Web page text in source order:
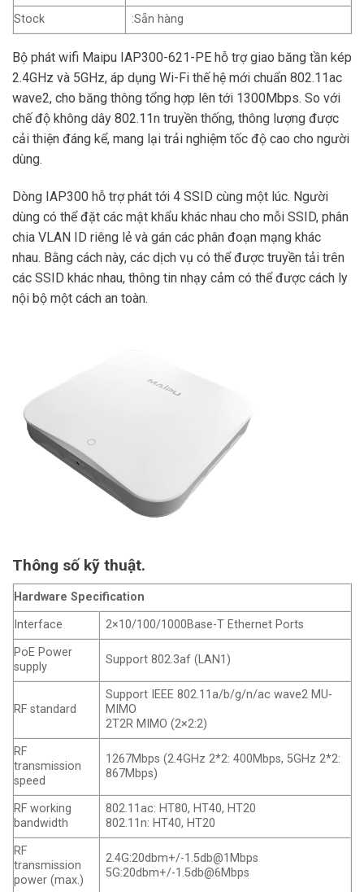
Stock
:Sẵn hàng
Bộ phát wifi Maipu IAP300-621-PE hỗ trợ giao băng tần kép
2.4GHz và 5GHz, áp dụng Wi-Fi thế hệ mới chuẩn 802.11ac
wave2, cho băng thông tổng hợp lên tới 1300Mbps. So với
chế độ không dây 802.11n truyền thống, thông lượng được
cải thiện đáng kể, mang lại trải nghiệm tốc độ cao cho người
dùng.
Dòng IAP300 hỗ trợ phát tới 4 SSID cùng một lúc. Người
dùng có thể đặt các mật khẩu khác nhau cho mỗi SSID, phân
chia VLAN ID riêng lẻ và gán các phân đoạn mạng khác
nhau. Bằng cách này, các dịch vụ có thể được truyền tải trên
các SSID khác nhau, thông tin nhạy cảm có thể được cách ly
nội bộ một cách an toàn.
Thông số kỹ thuật.
Hardware Specification
Interface
2×10/100/1000Base-T Ethernet Ports
PoE Power
supply
Support 802.3af (LAN1)
RF standard
Support IEEE 802.11a/b/g/n/ac wave2 MU-
MIMO
2T2R MIMO (2×2:2)
RF
transmission
speed
1267Mbps (2.4GHz 2*2: 400Mbps, 5GHz 2*2:
867Mbps)
RF working
bandwidth
802.11ac: HT80, HT40, HT20
802.11n: HT40, HT20
RF
transmission
power (max.)
2.4G:20dbm+/-1.5db@1Mbps
5G:20dbm+/-1.5db@6Mbps